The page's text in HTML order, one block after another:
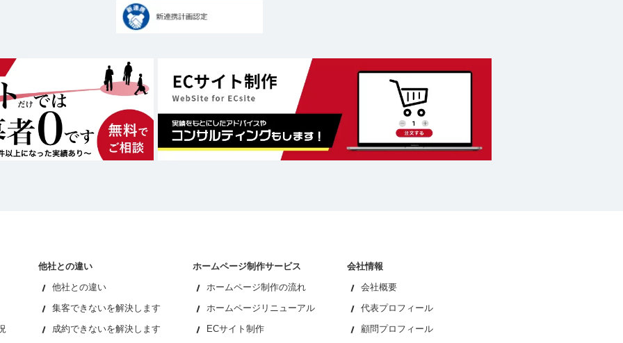
他社との違い
他社との違い
集客できないを解決します
成約できないを解決します
ホームページ制作サービス
ホームページ制作の流れ
ホームページリニューアル
ECサイト制作
会社情報
会社概要
代表プロフィール
顧問プロフィール